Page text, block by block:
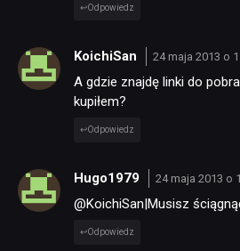
Odpowiedz
KoichiSan 24 maja 2013 o
A gdzie znajdę linki do
kupiłem?
Odpowiedz
Hugo1979 24 maja 2013 o
@KoichiSan|Musisz
Odpowiedz